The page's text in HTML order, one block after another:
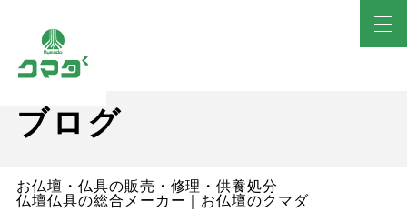
ブログ
お仏壇・仏具の販売・修理・供養処分
仏壇仏具の総合メーカー｜お仏壇のクマダ